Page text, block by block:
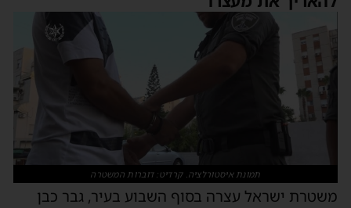
תמונת איסטורלציה. קרדיט: דוברות המשטרה
משטרת ישראל עצרה בסוף השבוע בעיר, גבר כבן